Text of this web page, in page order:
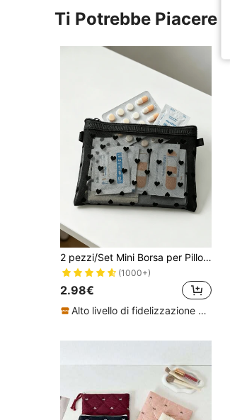
Ti Potrebbe Piacere
2 pezzi/Set Mini Borsa per Pillole con Design a Cuore & Rete, Borsa Trasparente in Nylon Portatile con Cinturino, Borsa per il Trucco Minimalista con Cerniera (Cerniera Rotonda), Borsa Interna Multifunzionale da Viaggio, Portamonete, Borsa per Conservare Gioielli, Regalo di Moda per il Nuovo Semestre
(1000+)
2.98€
Alto livello di fidelizzazione dei clienti